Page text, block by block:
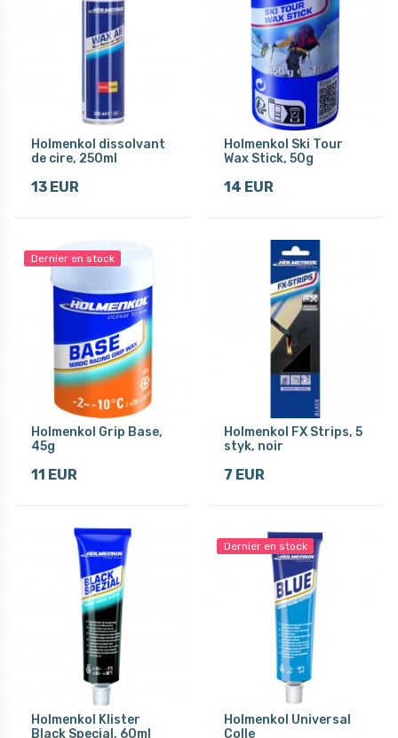
Holmenkol dissolvant
de cire, 250ml
13 EUR
Holmenkol Ski Tour
Wax Stick, 50g
14 EUR
Dernier en stock
Holmenkol Grip Base,
45g
11 EUR
Holmenkol FX Strips, 5
styk, noir
7 EUR
Holmenkol Klister
Black Special, 60ml
Dernier en stock
Holmenkol Universal
Colle